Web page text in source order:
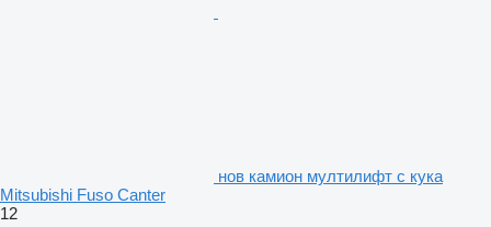
нов камион мултилифт с кука
Mitsubishi Fuso Canter
12